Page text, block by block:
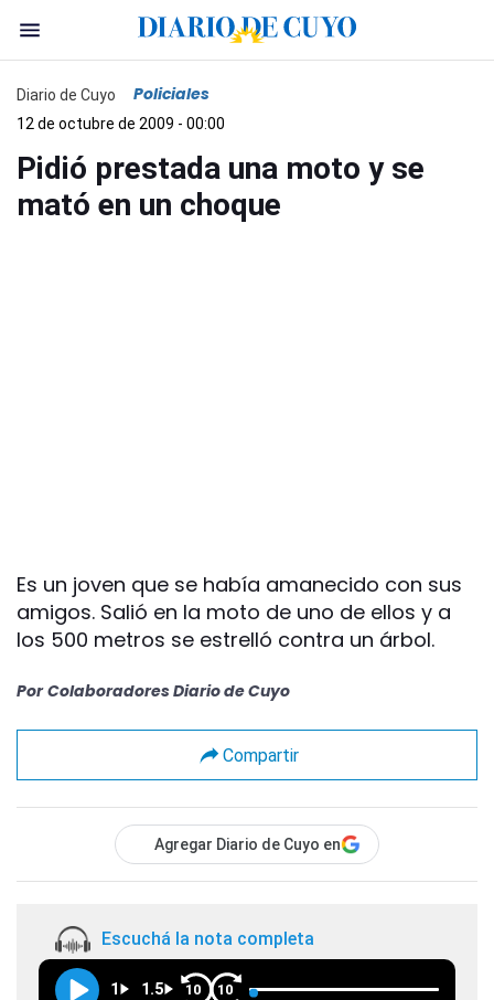
Diario de Cuyo Policiales
12 de octubre de 2009 - 00:00
Pidió prestada una moto y se
mató en un choque
Es un joven que se había amanecido con sus
amigos. Salió en la moto de uno de ellos y a
los 500 metros se estrelló contra un árbol.
Por Colaboradores Diario de Cuyo
Compartir
Agregar Diario de Cuyo en
Escuchá la nota completa
1 1.5 10 10